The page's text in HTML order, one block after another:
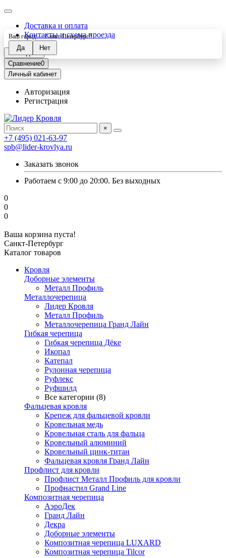
Доставка и оплата
Контакты и схема проезда
Закладки0
Сравнение0
Личный кабинет
Авторизация
Регистрация
×
+7 (495) 021-63-97
spb@lider-krovlya.ru
Заказать звонок
Работаем с 9:00 до 20:00. Без выходных
0
0
0
Ваша корзина пуста!
Санкт-Петербург
Ваш город —Санкт-Петербург?
Каталог товаров
Кровля
Доборные элементы
Металл Профиль
Металлочерепица
Лидер Кровля
Металл Профиль
Металлочерепица Гранд Лайн
Гибкая черепица
Гибкая черепица Дёке
Икопал
Катепал
Рулонная черепица
Руфлекс
Руфшилд
Все категории (8)
Фальцевая кровля
Крепеж для фальцевой кровли
Кровельная медь
Кровельная сталь для фальца
Кровельный алюминий
Кровельный цинк-титан
Фальцевая кровля Гранд Лайн
Профлист для кровли
Профлист Металл Профиль для кровли
Профнастил Grand Line
Композитная черепица
АэроДек
Гранд Лайн
Декра
Доборные элементы
Композитная черепица LUXARD
Композитная черепица Tilcor